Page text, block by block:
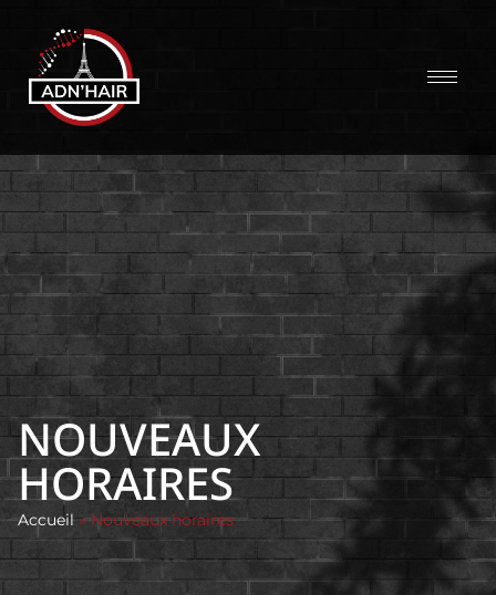
NOUVEAUX
HORAIRES
Accueil»Nouveaux horaires